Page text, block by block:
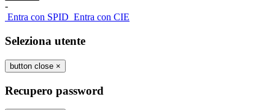
-
Entra con SPID Entra con CIE
Seleziona utente
button close ×
Recupero password